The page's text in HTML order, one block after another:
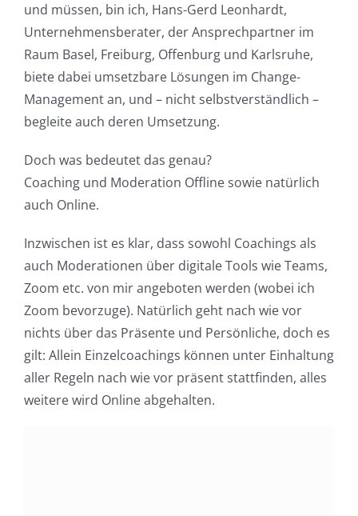
und müssen, bin ich, Hans-Gerd Leonhardt,
Unternehmensberater, der Ansprechpartner im
Raum Basel, Freiburg, Offenburg und Karlsruhe,
biete dabei umsetzbare Lösungen im Change-
Management an, und – nicht selbstverständlich –
begleite auch deren Umsetzung.
Doch was bedeutet das genau?
Coaching und Moderation Offline sowie natürlich
auch Online.
Inzwischen ist es klar, dass sowohl Coachings als
auch Moderationen über digitale Tools wie Teams,
Zoom etc. von mir angeboten werden (wobei ich
Zoom bevorzuge). Natürlich geht nach wie vor
nichts über das Präsente und Persönliche, doch es
gilt: Allein Einzelcoachings können unter Einhaltung
aller Regeln nach wie vor präsent stattfinden, alles
weitere wird Online abgehalten.